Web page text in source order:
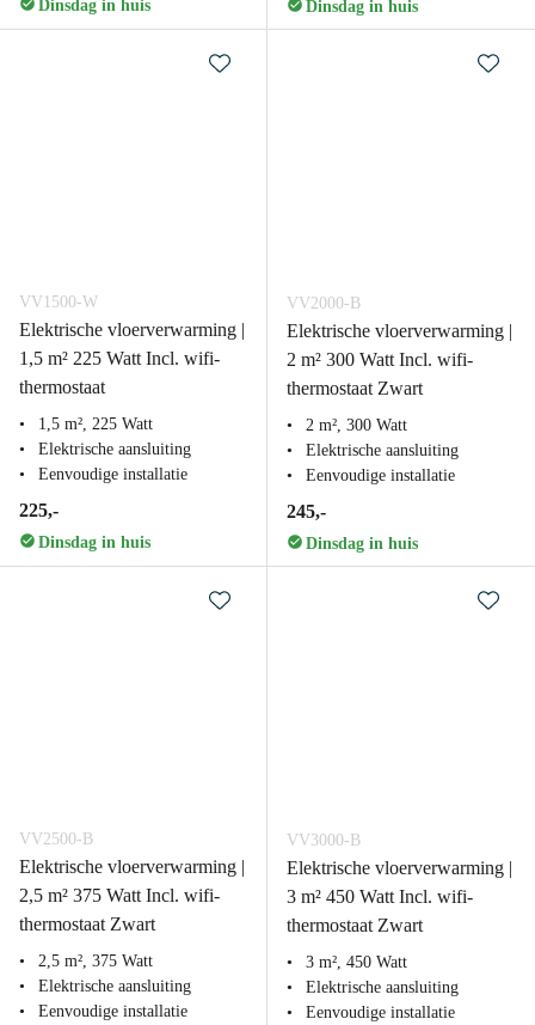
Dinsdag in huis Dinsdag in huis
VV1500-W
Elektrische vloerverwarming |
1,5 m² 225 Watt Incl. wifi-
thermostaat
1,5 m², 225 Watt
Elektrische aansluiting
Eenvoudige installatie
225,-
Dinsdag in huis
VV2000-B
Elektrische vloerverwarming |
2 m² 300 Watt Incl. wifi-
thermostaat Zwart
2 m², 300 Watt
Elektrische aansluiting
Eenvoudige installatie
245,-
Dinsdag in huis
VV2500-B
Elektrische vloerverwarming |
2,5 m² 375 Watt Incl. wifi-
thermostaat Zwart
2,5 m², 375 Watt
Elektrische aansluiting
Eenvoudige installatie
VV3000-B
Elektrische vloerverwarming |
3 m² 450 Watt Incl. wifi-
thermostaat Zwart
3 m², 450 Watt
Elektrische aansluiting
Eenvoudige installatie